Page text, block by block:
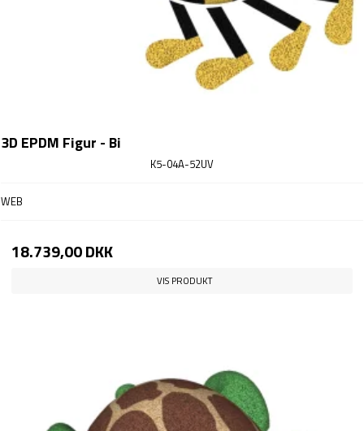
3D EPDM Figur - Bi
K5-04A-52UV
WEB
18.739,00 DKK
VIS PRODUKT